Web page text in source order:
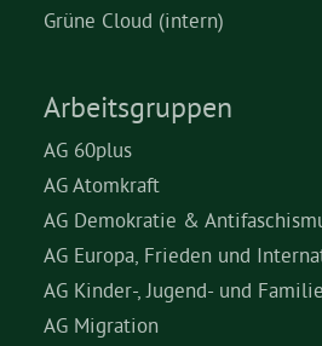
Grüne Cloud (intern)
Arbeitsgruppen
AG 60plus
AG Atomkraft
AG Demokratie &
AG Europa, Frieden und
AG Kinder-, Jugend- und
AG Migration